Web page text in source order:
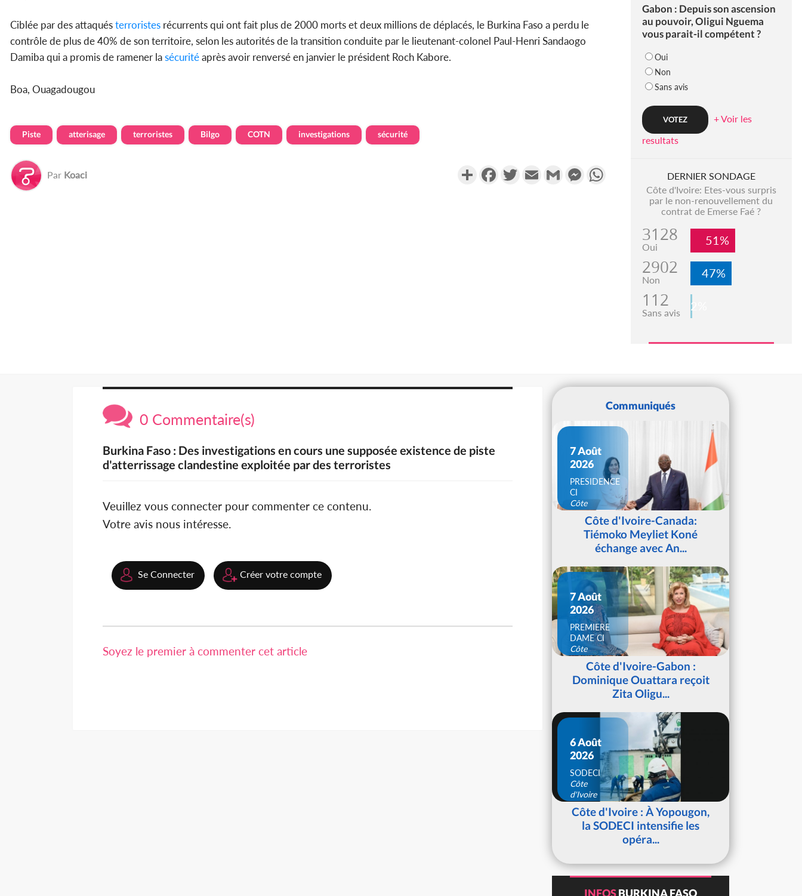
Ciblée par des attaquésterroristes récurrents qui ont fait plus de 2000 morts et deux millions de déplacés, le Burkina Faso a perdu le
contrôle de plus de 40% de son territoire, selon les autorités de la transition conduite par le lieutenant-colonel Paul-Henri Sandaogo
Damiba qui a promis de ramener lasécuritéaprès avoir renversé en janvier le président Roch Kabore.
Boa, Ouagadougou
Piste atterisage terroristes Bilgo COTN investigations sécurité
Par Koaci PartagerFacebookTwitterEmail Gmail Messenger
Gabon : Depuis son ascension
au pouvoir, Oligui Nguema
vous parait-il compétent ?
Oui
Non
Sans avis
+ Voir les
resultats
DERNIER SONDAGE
Côte d'Ivoire: Etes-vous surpris
par le non-renouvellement du
contrat de Emerse Faé ?
3128
Oui 51%
2902
Non 47%
112
Sans avis 2%
0 Commentaire(s)
Burkina Faso : Des investigations en cours une supposée existence de piste
d'atterrissage clandestine exploitée par des terroristes
Veuillez vous connecter pour commenter ce contenu.
Votre avis nous intéresse.
Se Connecter Créer votre compte
Soyez le premier à commenter cet article
Communiqués
7 Août
2026
PRESIDENCE
CI
Côte
d'IvoireCôte d'Ivoire-Canada:
Tiémoko Meyliet Koné
échange avec An...
7 Août
2026
PREMIERE
DAME CI
Côte
d'IvoireCôte d'Ivoire-Gabon :
Dominique Ouattara reçoit
Zita Oligu...
6 Août
2026
SODECI
Côte
d'Ivoire
Côte d'Ivoire : À Yopougon,
la SODECI intensifie les
opéra...
INFOSBURKINA FASO